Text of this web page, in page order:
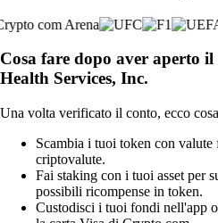
Cosa fare dopo aver aperto
Health Services, Inc.
Una volta verificato il conto, ecco
Scambia i tuoi token con
criptovalute.
Fai staking con i tuoi asset per
possibili ricompense in token.
Custodisci i tuoi fondi nell'app